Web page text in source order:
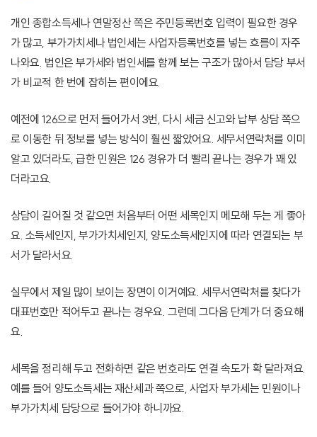
개인 종합소득세나 연말정산 쪽은 주민등록번호 입력이 필요한 경우
가 많고, 부가가치세나 법인세는 사업자등록번호를 넣는 흐름이 자주
나와요. 법인은 부가세와 법인세를 함께 보는 구조가 많아서 담당 부서
가 비교적 한 번에 잡히는 편이에요.
예전에 126으로 먼저 들어가서 3번, 다시 세금 신고와 납부 상담 쪽으
로 이동한 뒤 정보를 넣는 방식이 훨씬 짧았어요. 세무서연락처를 이미
알고 있더라도, 급한 민원은 126 경유가 더 빨리 끝나는 경우가 꽤 있
더라고요.
상담이 길어질 것 같으면 처음부터 어떤 세목인지 메모해 두는 게 좋아
요. 소득세인지, 부가가치세인지, 양도소득세인지에 따라 연결되는 부
서가 달라서요.
실무에서 제일 많이 보이는 장면이 이거예요. 세무서연락처를 찾다가
대표번호만 적어두고 끝나는 경우요. 그런데 그다음 단계가 더 중요해
요.
세목을 정리해 두고 전화하면 같은 번호라도 연결 속도가 확 달라져요.
예를 들어 양도소득세는 재산세과 쪽으로, 사업자 부가세는 민원이나
부가가치세 담당으로 들어가야 하니까요.